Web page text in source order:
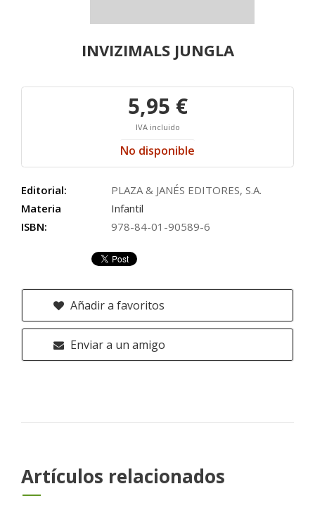
INVIZIMALS JUNGLA
5,95 €
IVA incluido
No disponible
Editorial:
PLAZA & JANÉS EDITORES, S.A.
Materia
Infantil
ISBN:
978-84-01-90589-6
Añadir a favoritos
Enviar a un amigo
Artículos relacionados